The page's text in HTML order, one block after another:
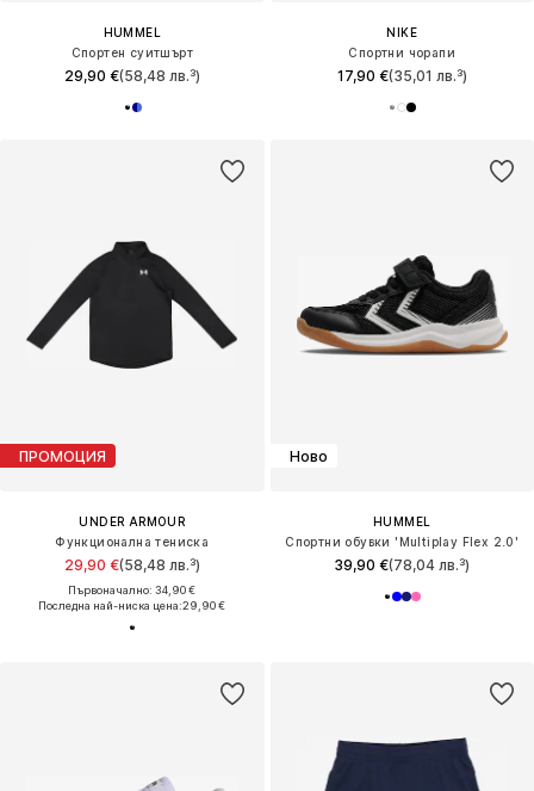
HUMMEL
Спортен суитшърт
29,90 €(58,48 лв.³)
NIKE
Спортни чорапи
17,90 €(35,01 лв.³)
ПРОМОЦИЯ
UNDER ARMOUR
Функционална тениска
29,90 €(58,48 лв.³)
Първоначално: 34,90 €
Последна най-ниска цена:29,90 €
Ново
HUMMEL
Спортни обувки 'Multiplay Flex 2.0'
39,90 €(78,04 лв.³)